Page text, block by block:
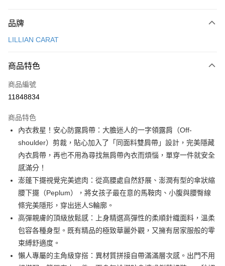
信用卡一次付款
LINE Pay
Apple Pay
悠遊付
大哥付你分期
相關說明
【大哥付你分期使用說明】
1.本服務由台灣大哥大提供，台灣大哥大用戶可立即使用無須另外申請。
2.付款方式選擇「大哥付你分期」，訂單成立後會自動跳轉到大哥付的交易
流程，驗證手機門號後，選擇欲分期的期數、繳款截止日，確認付款後即完
成交易。
3.實際核准額度、可分期數及費用金額請依後續交易確認頁面所載為準。
4.訂單成立30分鐘內，如未前往確認交易或遇審核未通過，訂單將自動取
消。如遇「轉專審核」未通過狀況，表示未達大哥付你分期系統評分，恕無
【繳款方式說明】
1.分期款項不併入電信帳單，「大哥付你分期」於每月結算日後寄送繳費提
醒簡訊。
AFTEE先享後付
相關說明
【關於「AFTEE先享後付」】
AFTEE先享後付是「在收到商品之後才付款」的支付方式。 讓您購物簡單
便利好安心！
１．簡單：不需註冊會員、不需綁卡、不需儲值。
２．便利：只要手機號碼，簡訊認證，即可結帳。
３．安心：先確認商品／服務後，再付款。
【「AFTEE先享後付」結帳流程】
ATM付款
運送方式
全家取貨付款
免運費
品牌
LILLIAN CARAT
商品特色
商品編號
11848834
商品特色
內衣救星！安心防露肩帶：大膽迷人的一字領露肩（Off-
shoulder）剪裁，貼心加入了「同面料雙肩帶」設計，完美隱藏
內衣肩帶，再也不用為尋找無肩帶內衣而煩惱，單穿一件就安全
感滿分！
澎蓬下擺視覺完美遮肉：從高腰處自然舒展、澎潤有型的傘狀縮
腰下擺（Peplum），將女孩子最在意的馬鞍肉、小腹與腰臀線
條完美隱形，穿出迷人S輪廓。
高彈親膚的頂級放鬆感：上身精選高彈性的柔順針織面料，溫柔
包容各種身型。既有精品的極致華麗外觀，又擁有居家服般的零
束縛舒適度。
懶人專屬的主角級穿搭：異材質拼接自帶滿滿層次感。出門不用